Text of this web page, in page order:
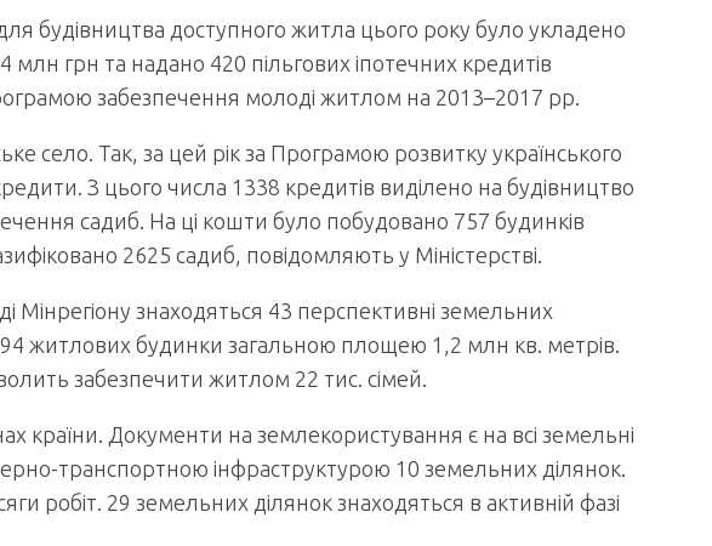
будівництва доступного житла цього року було укладено
млн грн та надано 420 пільгових іпотечних кредитів
забезпечення молоді житлом на 2013–2017 рр.
село. Так, за цей рік за Програмою розвитку українського
З цього числа 1338 кредитів виділено на будівництво
садиб. На ці кошти було побудовано 757 будинків
2625 садиб, повідомляють у Міністерстві.
Мінрегіону знаходяться 43 перспективні земельних
житлових будинки загальною площею 1,2 млн кв. метрів.
забезпечити житлом 22 тис. сімей.
країни. Документи на землекористування є на всі земельні
транспортною інфраструктурою 10 земельних ділянок.
робіт. 29 земельних ділянок знаходяться в активній фазі